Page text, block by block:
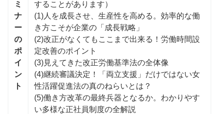
ミ
ナ
ー
の
ポ
イ
ン
ト
することがあります）
(1)人を成長させ、生産性を高める。効率的な働
き方こそが企業の「成長戦略」
(2)改正がなくてもここまで出来る！労働時間設
定改善のポイント
(3)見えてきた改正労働基準法の全体像
(4)継続審議決定！「両立支援」だけではない女
性活躍促進法の真のねらいとは？
(5)働き方改革の最終兵器となるか。わかりやす
い多様な正社員制度の全解説